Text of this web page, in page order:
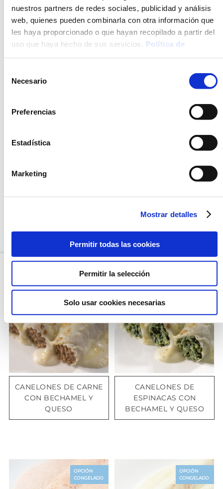
nuestros partners de redes sociales, publicidad y análisis
web, quienes pueden combinarla con otra información que
les haya proporcionado o que hayan recopilado a partir del
uso que haya hecho de sus servicios. Política de
Necesario
Preferencias
Estadística
Marketing
Mostrar detalles
Permitir todas las cookies
Permitir la selección
Solo usar cookies necesarias
Horno
Microondas
Leche y sus derivados (incluida la lactosa)
Huevos y productos a base de huevo
OPCIÓN CONGELADO
CANELONES DE CARNE
CON BECHAMEL Y
QUESO
OPCIÓN
CONGELADO
CANELONES DE
ESPINACAS CON
BECHAMEL Y QUESO
OPCIÓN
CONGELADO
OPCIÓN
CONGELADO
OPCIÓN
CONGELADO